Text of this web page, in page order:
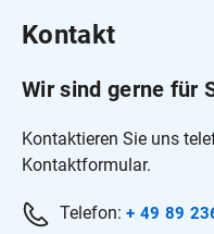
Kontakt
Wir sind gerne für
Kontaktieren Sie uns
Kontaktformular.
Telefon: + 49 89